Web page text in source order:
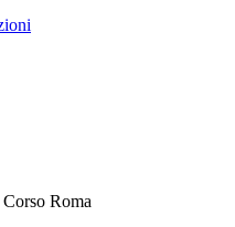
Roma